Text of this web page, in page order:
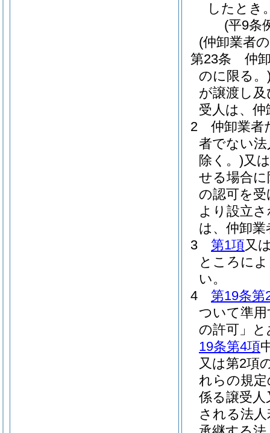
したとき
(平9条
(仲卸業者
第23条
仲
のに限る。
が譲渡し
受人は、
2
仲卸業者
者でない
除く。)又
せる場合
の認可を
より設立
は、仲卸
3
第1項又
ところに
い。
4
第19条第
ついて準
の許可」
19条第4項
又は第2項
れらの規
係る譲受
される法